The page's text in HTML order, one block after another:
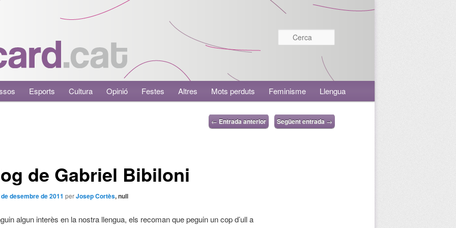
Esports Cultura Opinió Festes Altres Mots perduts Feminisme Llengua
← Entrada anterior Següent entrada →
de Gabriel Bibiloni
desembre de 2011 perJosep Cortès, null
algun interès en la nostra llengua, els recoman que peguin un cop d’ull a